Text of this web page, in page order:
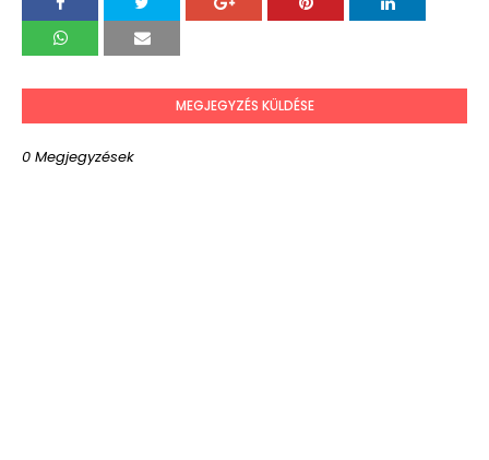
MEGJEGYZÉS KÜLDÉSE
0 Megjegyzések